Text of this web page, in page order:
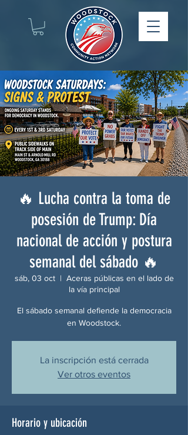
🔥 Lucha contra la toma de
posesión de Trump: Día
nacional de acción y postura
semanal del sábado 🔥
sáb, 03 oct
  |
Aceras públicas en el lado de
la vía principal
El sábado semanal defiende la democracia
en Woodstock.
La inscripción está cerrada
Ver otros eventos
Horario y ubicación